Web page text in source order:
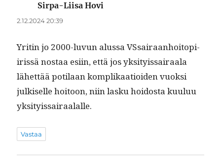
Sirpa-Liisa Hovi
2.12.2024 20:39
Yritin jo 2000-luvun alus­sa VSsairaan­hoitopi­
iris­sä nos­taa esi­in, että jos yksi­tyis­sairaala
lähet­tää poti­laan kom­p­likaa­tioiden vuok­si
julkiselle hoitoon, niin lasku hoi­dos­ta kuu­luu
yksityissairaalalle.
Vastaa